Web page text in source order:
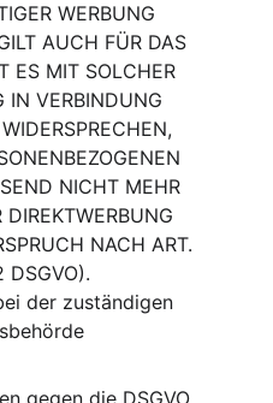
WERBUNG
AUCH FÜR DAS
ES MIT SOLCHER
IN VERBINDUNG
NICHT MEHR
NACH ART.
DSGVO).
der zuständigen
gegen die DSGVO